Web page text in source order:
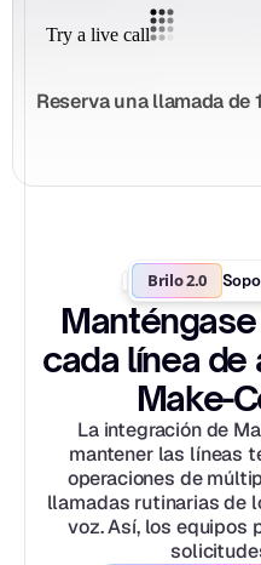
Reserva una llamada de
Brilo 2.0
cada línea
Make-
La integración de
mantener las líneas
operaciones de
llamadas rutinarias de
voz. Así, los equipos